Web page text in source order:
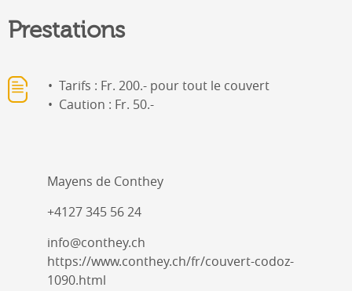
Prestations
Tarifs : Fr. 200.- pour tout le couvert
Caution : Fr. 50.-
Mayens de Conthey
+4127 345 56 24
info@conthey.ch
https://www.conthey.ch/fr/couvert-codoz-
1090.html